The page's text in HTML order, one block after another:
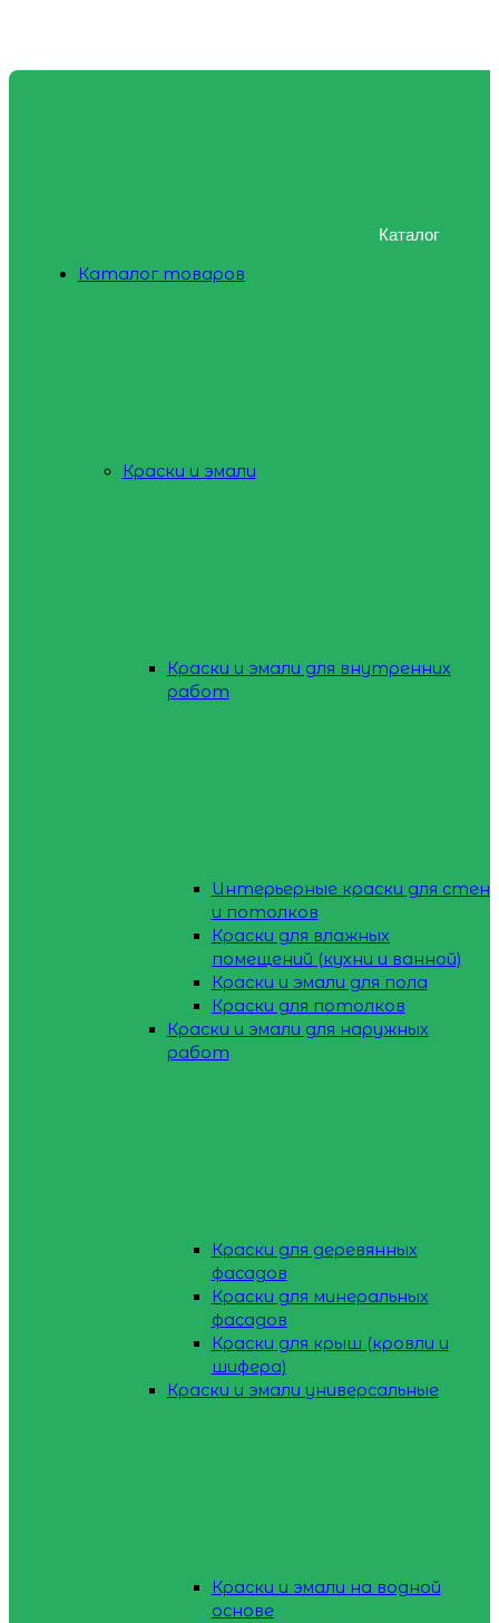
Каталог
Каталог товаров
Краски и эмали
Краски и эмали для внутренних
работ
Интерьерные краски для стен
и потолков
Краски для влажных
помещений (кухни и ванной)
Краски и эмали для пола
Краски для потолков
Краски и эмали для наружных
работ
Краски для деревянных
фасадов
Краски для минеральных
фасадов
Краски для крыш (кровли и
шифера)
Краски и эмали универсальные
Краски и эмали на водной
основе